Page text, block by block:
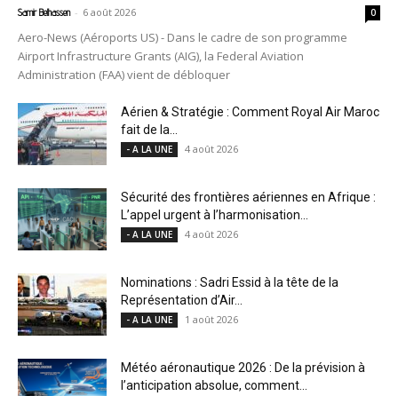
Samir Belhassen - 6 août 2026 0
Aero-News (Aéroports US) - Dans le cadre de son programme
Airport Infrastructure Grants (AIG), la Federal Aviation
Administration (FAA) vient de débloquer
Aérien & Stratégie : Comment Royal Air Maroc
fait de la...
- A LA UNE 4 août 2026
Sécurité des frontières aériennes en Afrique :
L’appel urgent à l’harmonisation...
- A LA UNE 4 août 2026
Nominations : Sadri Essid à la tête de la
Représentation d’Air...
- A LA UNE 1 août 2026
Météo aéronautique 2026 : De la prévision à
l’anticipation absolue, comment...